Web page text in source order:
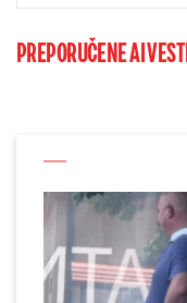
PREPORUČENE AI VESTI